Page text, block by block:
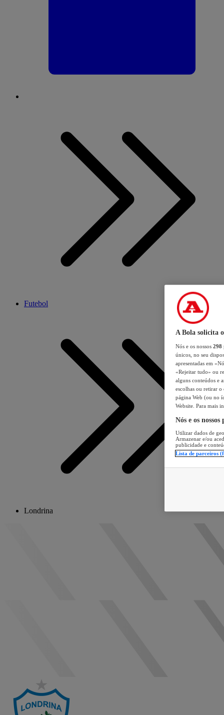
Futebol
Londrina
A Bola solicita
Nós e os nossos 298
únicos, no seu
apresentadas em
«Rejeitar tudo» ou
alguns conteúdos e
escolhas ou retirar
página Web (ou no
Website. Para mais
Nós e os
Utilizar dados de
Armazenar e/ou
publicidade e
Lista de parceiros